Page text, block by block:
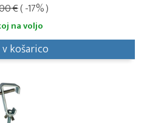
€( -17% )
na voljo
košarico